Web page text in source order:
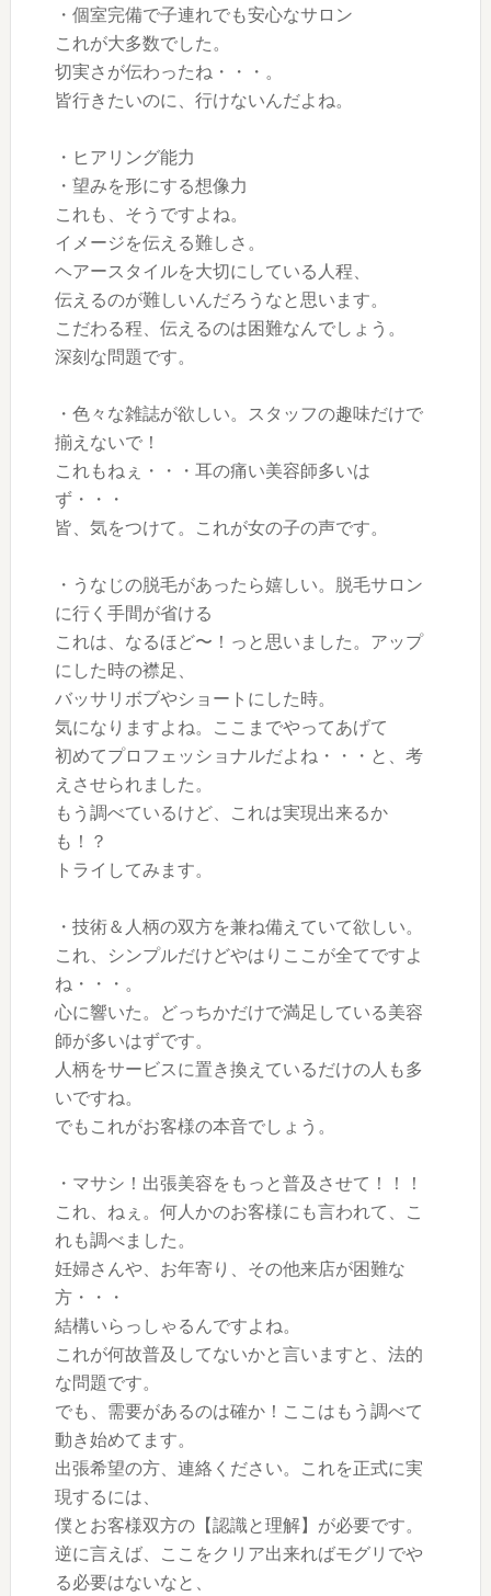
・個室完備で子連れでも安心なサロン
これが大多数でした。
切実さが伝わったね・・・。
皆行きたいのに、行けないんだよね。
・ヒアリング能力
・望みを形にする想像力
これも、そうですよね。
イメージを伝える難しさ。
ヘアースタイルを大切にしている人程、
伝えるのが難しいんだろうなと思います。
こだわる程、伝えるのは困難なんでしょう。
深刻な問題です。
・色々な雑誌が欲しい。スタッフの趣味だけで
揃えないで！
これもねぇ・・・耳の痛い美容師多いは
ず・・・
皆、気をつけて。これが女の子の声です。
・うなじの脱毛があったら嬉しい。脱毛サロン
に行く手間が省ける
これは、なるほど〜！っと思いました。アップ
にした時の襟足、
バッサリボブやショートにした時。
気になりますよね。ここまでやってあげて
初めてプロフェッショナルだよね・・・と、考
えさせられました。
もう調べているけど、これは実現出来るか
も！？
トライしてみます。
・技術＆人柄の双方を兼ね備えていて欲しい。
これ、シンプルだけどやはりここが全てですよ
ね・・・。
心に響いた。どっちかだけで満足している美容
師が多いはずです。
人柄をサービスに置き換えているだけの人も多
いですね。
でもこれがお客様の本音でしょう。
・マサシ！出張美容をもっと普及させて！！！
これ、ねぇ。何人かのお客様にも言われて、こ
れも調べました。
妊婦さんや、お年寄り、その他来店が困難な
方・・・
結構いらっしゃるんですよね。
これが何故普及してないかと言いますと、法的
な問題です。
でも、需要があるのは確か！ここはもう調べて
動き始めてます。
出張希望の方、連絡ください。これを正式に実
現するには、
僕とお客様双方の【認識と理解】が必要です。
逆に言えば、ここをクリア出来ればモグリでや
る必要はないなと、